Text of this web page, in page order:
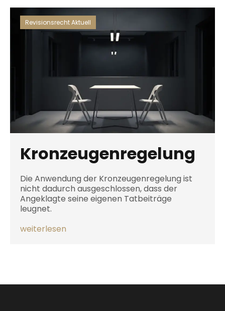
Kronzeugenregelung
Die Anwendung der Kronzeugenregelung ist
nicht dadurch ausgeschlossen, dass der
Angeklagte seine eigenen Tatbeiträge
leugnet.
weiterlesen
Revisionsrecht Aktuell